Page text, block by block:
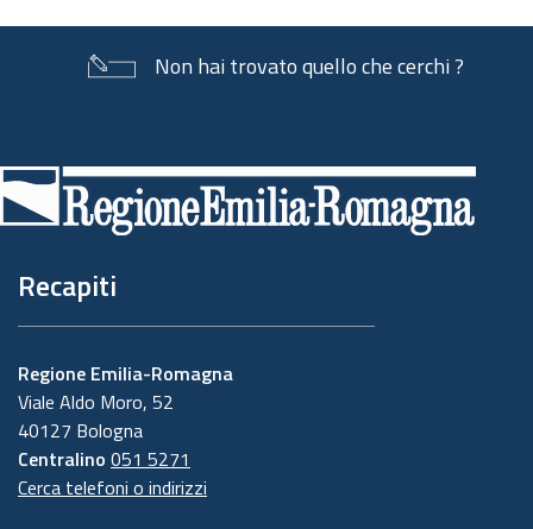
Non hai trovato quello che cerchi ?
di
pagina
Recapiti
Regione Emilia-Romagna
Viale Aldo Moro, 52
40127 Bologna
Centralino 051 5271
Cerca telefoni o indirizzi